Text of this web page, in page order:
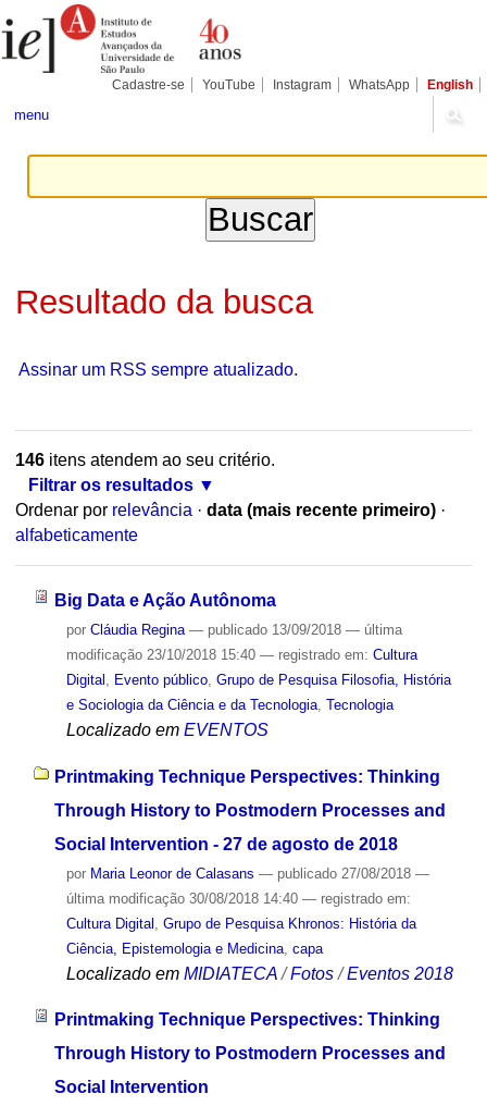
para
conteúdo.
Pessoais
Cadastre-se YouTube Instagram WhatsApp English
menu
Resultado da busca
Assinar um RSS sempre atualizado.
146itens atendem ao seu critério.
Filtrar os resultados
Ordenar por relevância · data (mais recente primeiro) ·
alfabeticamente
Big Data e Ação Autônoma
por Cláudia Regina — publicado13/09/2018 — última
modificação23/10/2018 15:40 — registrado em: Cultura
Digital
Evento público, Grupo de Pesquisa Filosofia, História
e Sociologia da Ciência e da Tecnologia, Tecnologia
Localizado em EVENTOS
Printmaking Technique Perspectives: Thinking
Through History to Postmodern Processes and
Social Intervention - 27 de agosto de 2018
por Maria Leonor de Calasans — publicado27/08/2018 —
última modificação30/08/2018 14:40 — registrado em:
Cultura Digital Grupo de Pesquisa Khronos: História da
Ciência, Epistemologia e Medicina, capa
Localizado em MIDIATECA /Fotos /Eventos 2018
Printmaking Technique Perspectives: Thinking
Through History to Postmodern Processes and
Social Intervention